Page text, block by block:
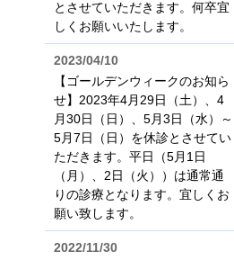
とさせていただきます。何卒宜
しくお願いいたします。
2023/04/10
【ゴールデンウィークのお知ら
せ】2023年4月29日（土）、4
月30日（日）、5月3日（水）～
5月7日（日）を休診とさせてい
ただきます。平日（5月1日
（月）、2日（火））は通常通
りの診療となります。宜しくお
願い致します。
2022/11/30